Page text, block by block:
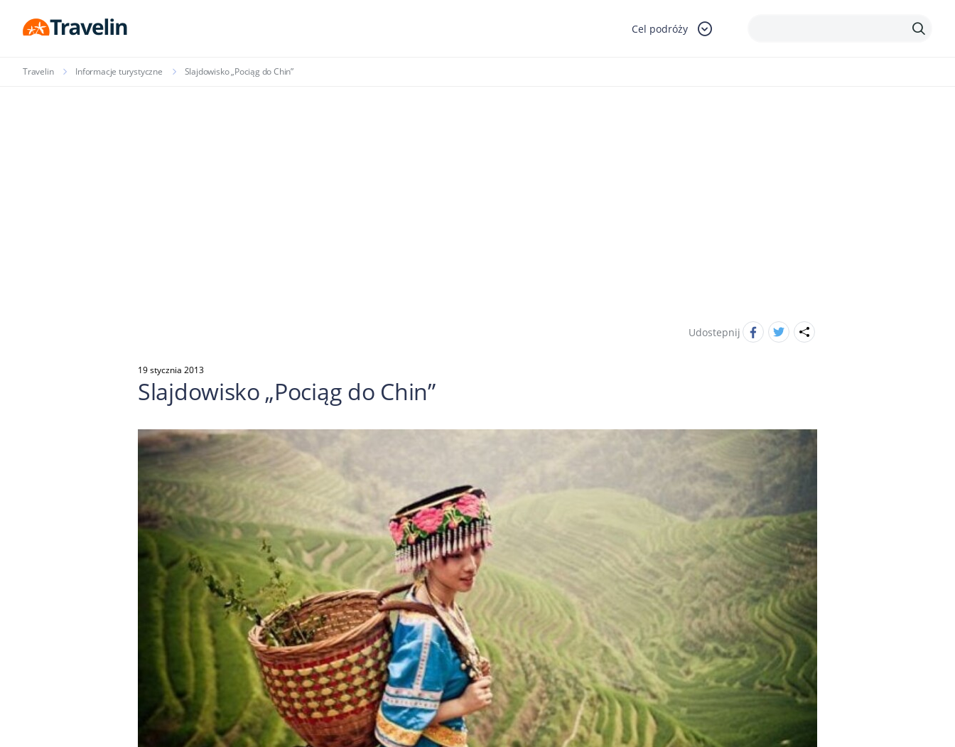
Cel podróży
Travelin Informacje turystyczne Slajdowisko „Pociąg do Chin”
Udostepnij
19 stycznia 2013
Slajdowisko „Pociąg do Chin”